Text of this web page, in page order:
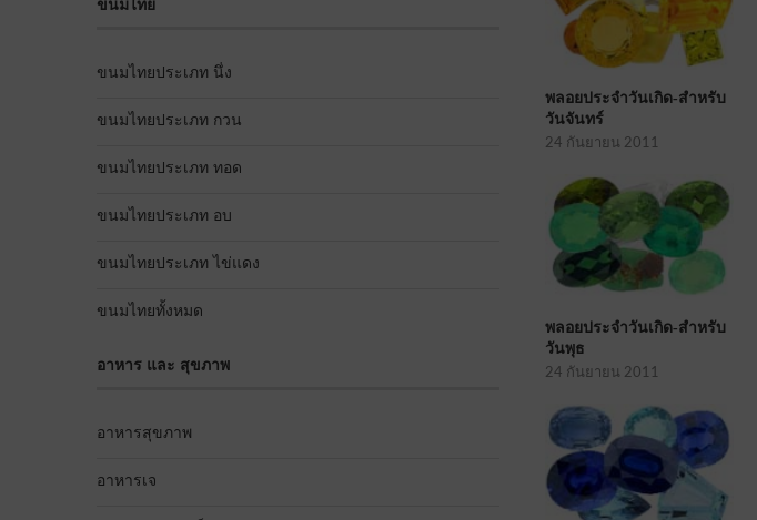
ขนมไทย
ขนมไทยประเภท นึ่ง
ขนมไทยประเภท กวน
ขนมไทยประเภท ทอด
ขนมไทยประเภท อบ
ขนมไทยประเภท ไข่แดง
ขนมไทยทั้งหมด
อาหาร และ สุขภาพ
อาหารสุขภาพ
อาหารเจ
พลอยประจำวันเกิด-สำหรับ
วันจันทร์
24 กันยายน 2011
พลอยประจำวันเกิด-สำหรับ
วันพุธ
24 กันยายน 2011